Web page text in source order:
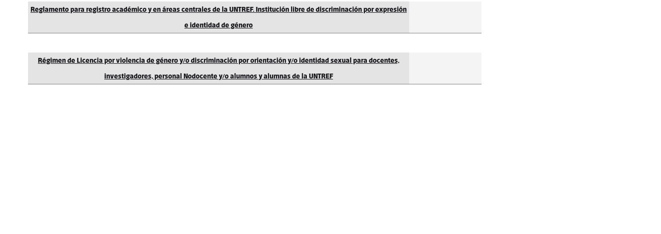
Reglamento para registro académico y en áreas centrales de la UNTREF.Institución libre de discriminación por expresión
e identidad de género
Régimen de Licencia por violencia de género y/o discriminación por orientación y/o identidad sexual para docentes,
investigadores, personal Nodocente y/o alumnos y alumnas de la UNTREF